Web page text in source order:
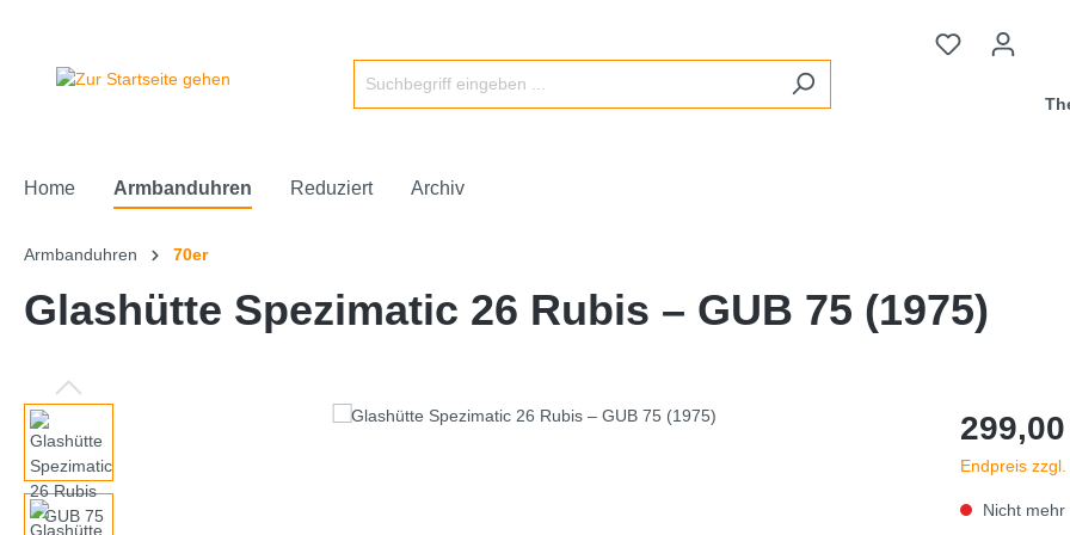
Home Armbanduhren Reduziert Archiv
Armbanduhren 70er
Glashütte Spezimatic 26 Rubis – GUB 75 (1975)
Endpreis
Nicht